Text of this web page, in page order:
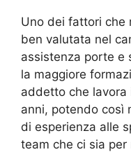
Uno dei fattori che
ben valutata nel
assistenza porte e
la maggiore
addetto che
anni, potendo così
di esperienza alle
team che ci sia